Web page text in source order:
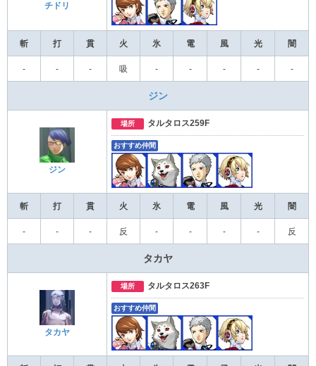
チドリ
斬 打 貫 火 氷 電 風 光 闇
‐ - - 吸 - - - - -
ジン
ジン
場所 タルタロス259F
おすすめ仲間
斬 打 貫 火 氷 電 風 光 闇
‐ - - 反 - - - - 反
タカヤ
タカヤ
場所 タルタロス263F
おすすめ仲間